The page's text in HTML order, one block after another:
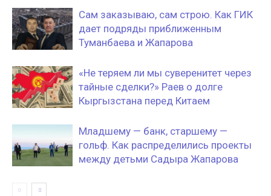
Сам заказываю, сам строю. Как ГИК
дает подряды приближенным
Туманбаева и Жапарова
«Не теряем ли мы суверенитет через
тайные сделки?» Раев о долге
Кыргызстана перед Китаем
Младшему — банк, старшему —
гольф. Как распределились проекты
между детьми Садыра Жапарова